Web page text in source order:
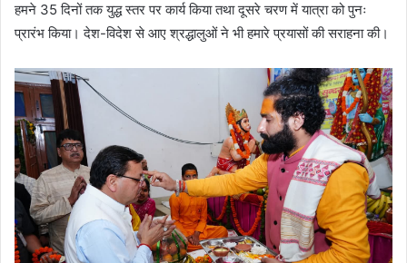
हमने 35 दिनों तक युद्ध स्तर पर कार्य किया तथा दूसरे चरण में यात्रा को पुनः
प्रारंभ किया। देश-विदेश से आए श्रद्धालुओं ने भी हमारे प्रयासों की सराहना की।